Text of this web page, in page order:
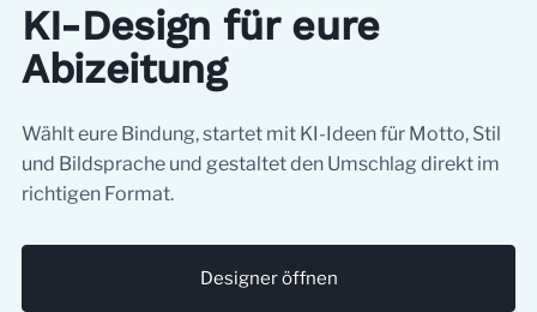
KI-Design für eure
Abizeitung
Wählt eure Bindung, startet mit KI-Ideen für Motto, Stil
und Bildsprache und gestaltet den Umschlag direkt im
richtigen Format.
Designer öffnen